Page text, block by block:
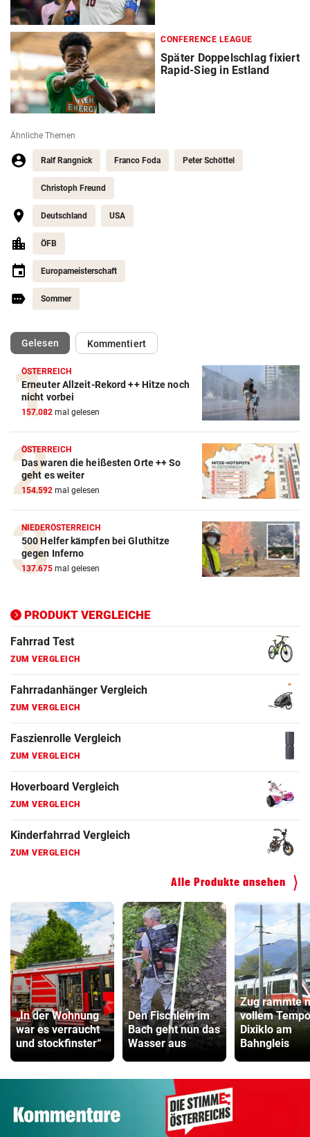
CONFERENCE LEAGUE
Später Doppelschlag fixiert
Rapid-Sieg in Estland
Ähnliche Themen
Ralf Rangnick Franco Foda Peter Schöttel
Christoph Freund
Deutschland USA
ÖFB
Europameisterschaft
Sommer
Gelesen(ausgewählt)Kommentiert
ÖSTERREICH
Erneuter Allzeit-Rekord ++ Hitze noch
nicht vorbei
157.082 mal gelesen
ÖSTERREICH
Das waren die heißesten Orte ++ So
geht es weiter
154.592 mal gelesen
NIEDERÖSTERREICH
500 Helfer kämpfen bei Gluthitze
gegen Inferno
137.675 mal gelesen
PRODUKT VERGLEICHE
Action-Cam Vergleich
ZUM VERGLEICH
Crosstrainer Vergleich
ZUM VERGLEICH
E-Bike Vergleich
ZUM VERGLEICH
Elektro-Scooter Vergleich
ZUM VERGLEICH
ZUM VERGLEICH
Fahrrad Test
ZUM VERGLEICH
Fahrradanhänger Vergleich
ZUM VERGLEICH
Faszienrolle Vergleich
ZUM VERGLEICH
Hoverboard Vergleich
ZUM VERGLEICH
Kinderfahrrad Vergleich
ZUM VERGLEICH
Alle Produkte ansehen
„In der Wohnung
war es verraucht
und stockfinster“
Den Fischlein im
Bach geht nun das
Wasser aus
Zug rammte
vollem Tempo
Dixiklo am
Bahngleis